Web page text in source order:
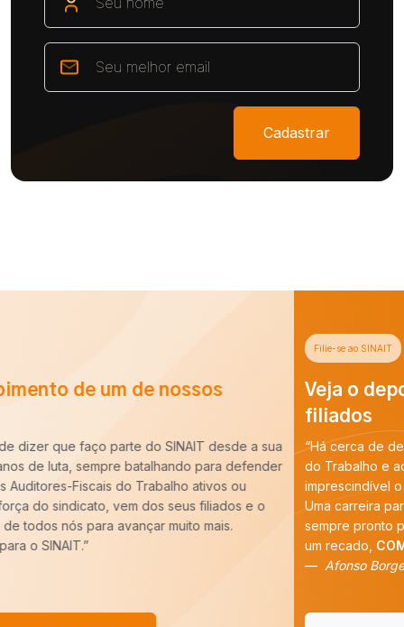
Cadastrar
Veja o depoimento de um de nossos
“Há cerca de dez anos entrei para a carreira de Auditoria-Fiscal
do Trabalho e ao longo desse período constatei que é
imprescindível o trabalho do SINAIT para a nossa categoria.
Uma carreira para ser forte precisa de um Sindicato forte,
sempre pronto para batalhar pelos nossos interesses. E tenho
um recado,COM VOCÊ FILIADO, SEREMOS MAIS!”